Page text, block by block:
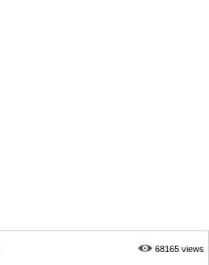
68165 views